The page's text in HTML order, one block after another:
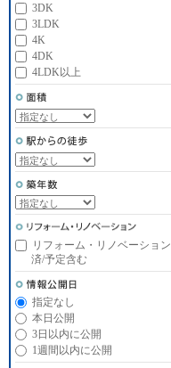
3DK
3LDK
4K
4DK
4LDK以上
リフォーム・リノベーション
済/予定含む
指定なし
本日公開
3日以内に公開
1週間以内に公開